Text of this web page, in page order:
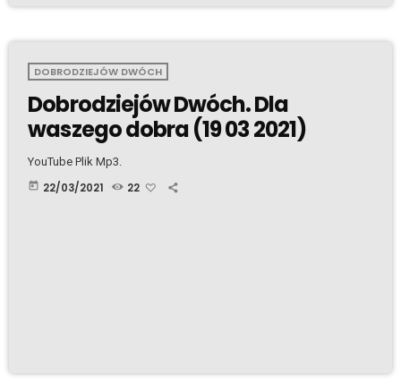
DOBRODZIEJÓW DWÓCH
Dobrodziejów Dwóch. Dla
waszego dobra (19 03 2021)
YouTube Plik Mp3.
today 22/03/2021 22